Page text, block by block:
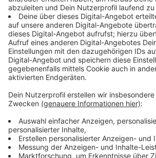
nur auf Platz 4. Grundsätzlich werden
Vögel gezählt, aber die Artenvielfalt
Beispiel wurden fünf Exemplare des
Wintergoldhähnchens in Leverkusen
handelt es sich um den kleinsten
nächste Zählaktion des Nabu findet
Weitere Meldungen aus
Anzeige